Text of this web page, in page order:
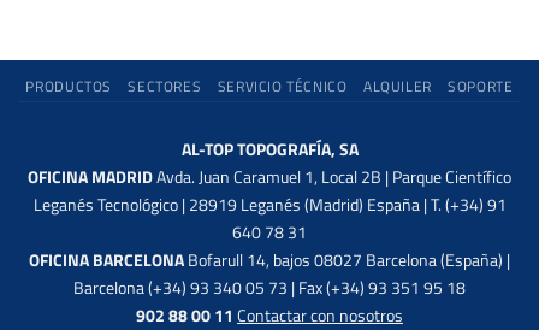
PRODUCTOS SECTORES SERVICIO TÉCNICO ALQUILER SOPORTE
AL-TOP TOPOGRAFÍA, SA
OFICINA MADRIDAvda. Juan Caramuel 1, Local 2B | Parque Científico
Leganés Tecnológico | 28919 Leganés (Madrid) España | T. (+34) 91
640 78 31
OFICINA BARCELONABofarull 14, bajos 08027 Barcelona (España) |
Barcelona (+34) 93 340 05 73 | Fax (+34) 93 351 95 18
902 88 00 11 Contactar con nosotros